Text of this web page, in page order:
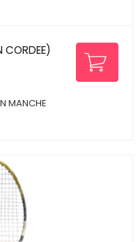
CORDEE)
MANCHE